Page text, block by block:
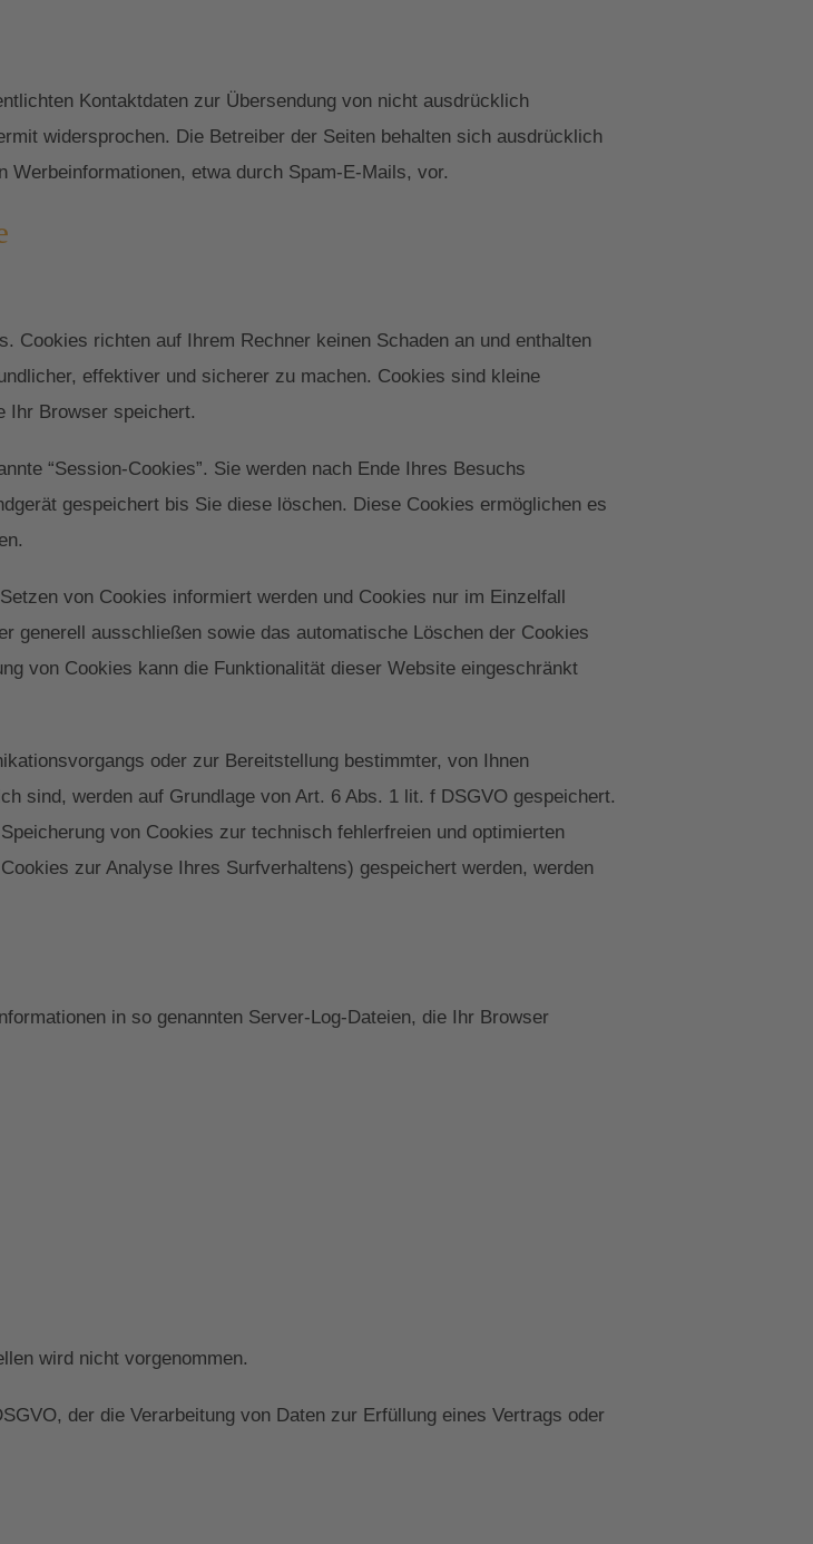
Kontaktdaten zur Übersendung von nicht ausdrücklich
widersprochen. Die Betreiber der Seiten behalten sich ausdrücklich
etwa durch Spam-E-Mails, vor.
Cookies richten auf Ihrem Rechner keinen Schaden an und enthalten
effektiver und sicherer zu machen. Cookies sind kleine
Ihr Browser speichert.
“Session-Cookies”. Sie werden nach Ende Ihres Besuchs
gespeichert bis Sie diese löschen. Diese Cookies ermöglichen es
von Cookies informiert werden und Cookies nur im Einzelfall
generell ausschließen sowie das automatische Löschen der Cookies
von Cookies kann die Funktionalität dieser Website eingeschränkt
oder zur Bereitstellung bestimmter, von Ihnen
sind, werden auf Grundlage von Art. 6 Abs. 1 lit. f DSGVO gespeichert.
von Cookies zur technisch fehlerfreien und optimierten
zur Analyse Ihres Surfverhaltens) gespeichert werden, werden
in so genannten Server-Log-Dateien, die Ihr Browser
wird nicht vorgenommen.
der die Verarbeitung von Daten zur Erfüllung eines Vertrags oder